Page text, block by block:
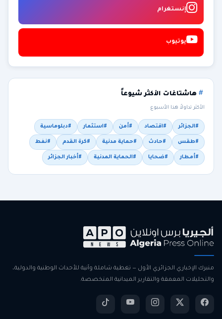
إنستغرام
يوتيوب
هاشتاغات الأكثر شيوعاً
الأكثر تداولاً هذا الأسبوع
#الجزائر #اقتصاد #أمن #استثمار #دبلوماسية
#طقس #حادث #حماية مدنية #كرة القدم #نفط
#أمطار #ضحايا #الحماية المدنية #أخبار الجزائر
منبرك الإخباري الجزائري الأول — تغطية شاملة وآنية للأحداث الوطنية والدولية،
والتحليلات المعمقة والتقارير الميدانية المتخصصة.